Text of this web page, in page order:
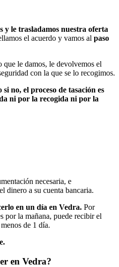
y le trasladamos nuestra oferta
el acuerdo y vamos al paso
que le damos, le devolvemos el
con la que se lo recogimos.
no, el proceso de tasación es
ni por la recogida ni por la
necesaria, e
dinero a su cuenta bancaria.
en un día en Vedra. Por
por la mañana, puede recibir el
de 1 día.
en Vedra?